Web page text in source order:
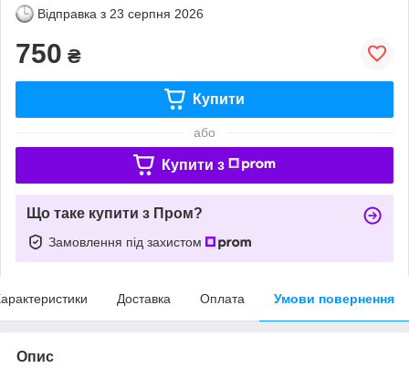
Відправка з 23 серпня 2026
750 ₴
Купити
або
Купити з
Що таке купити з Пром?
Замовлення під захистом
Доставка Оплата Умови повернення
Опис